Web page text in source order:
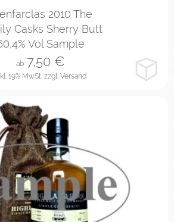
2010 The
Casks Sherry Butt
Vol Sample
19% MwSt. zzgl. Versand
ab 7,50 €